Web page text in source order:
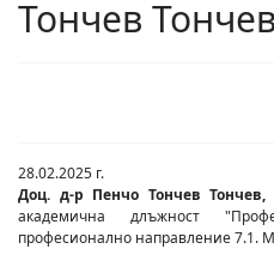
Тончев
28.02.2025 г.
Доц. д-р Пенчо Тончев
академична длъжност
професионално направление 7.1.